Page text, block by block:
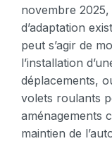
novembre
d’adaptation
peut s’agir de
l’installation
déplacements,
volets roulants
aménagements
maintien de